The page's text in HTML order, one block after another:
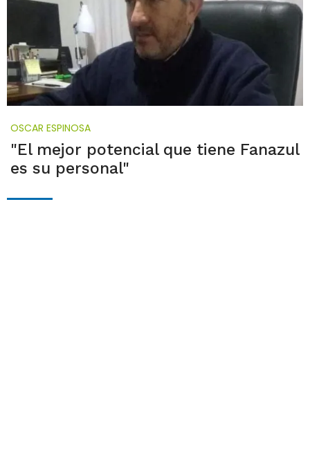
OSCAR ESPINOSA
"El mejor potencial que tiene Fanazul
es su personal"